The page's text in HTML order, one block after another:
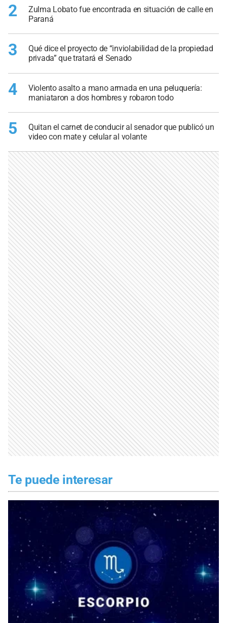
2
Zulma Lobato fue encontrada en situación de calle en
Paraná
3
Qué dice el proyecto de “inviolabilidad de la propiedad
privada” que tratará el Senado
4
Violento asalto a mano armada en una peluquería:
maniataron a dos hombres y robaron todo
5
Quitan el carnet de conducir al senador que publicó un
video con mate y celular al volante
Te puede interesar